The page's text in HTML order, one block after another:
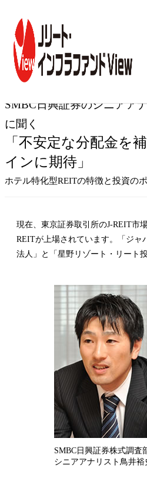
トップ
専門家インタビュー
第22回
SMBC日興証券のシニアア
に聞く
「不安定な分配金を
インに期待」
ホテル特化型REITの特徴と投資の
現在、東京証券取引所のJ-REIT市
REITが上場されています。「ジャ
法人」と「星野リゾート・リート
SMBC日興証券株式調査
シニアアナリスト鳥井裕